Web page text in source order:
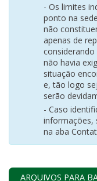
- Os limites
ponto na
não
apenas de
considerando
não havia
situação
e, tão logo
serão
- Caso
informações,
na aba
ARQUIVOS PARA